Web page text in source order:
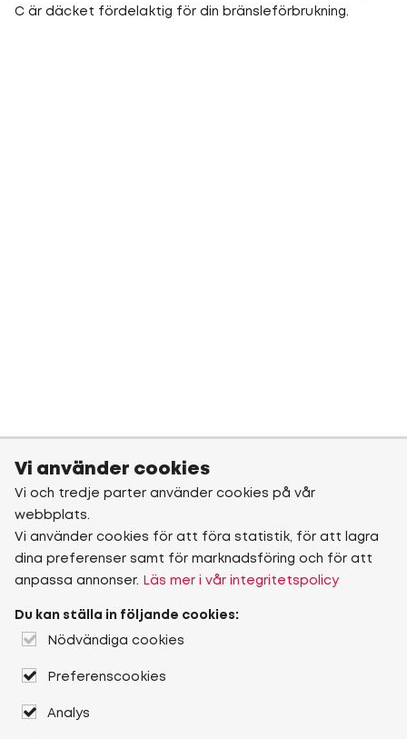
C är däcket fördelaktig för din bränsleförbrukning.
Vi använder cookies
Vi och tredje parter använder cookies på vår
webbplats.
Vi använder cookies för att föra statistik, för att lagra
dina preferenser samt för marknadsföring och för att
anpassa annonser.
Läs mer i vår integritetspolicy
Du kan ställa in följande cookies:
Nödvändiga cookies
Preferenscookies
Analys